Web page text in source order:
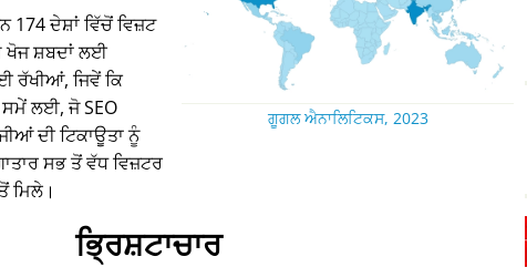
ਗੂਗਲ ਐਨਾਲਿਟਿਕਸ, 2023
174 ਦੇਸ਼ਾਂ ਵਿੱਚੋਂ ਵਿਜ਼ਟ
ਖੋਜ ਸ਼ਬਦਾਂ ਲਈ
ਰੱਖੀਆਂ, ਜਿਵੇਂ ਕਿ
ਸਮੇਂ ਲਈ, ਜੋ SEO
ਦੀ ਟਿਕਾਊਤਾ ਨੂੰ
ਸਭ ਤੋਂ ਵੱਧ ਵਿਜ਼ਟਰ
ਭ੍ਰਿਸ਼ਟਾਚਾਰ